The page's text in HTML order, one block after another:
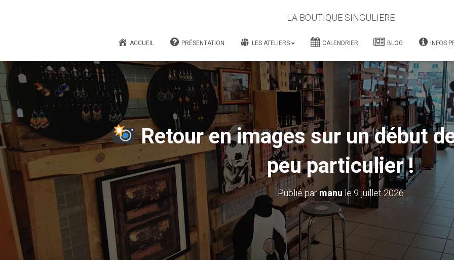
LA BOUTIQUE SINGULIERE
ACCUEIL PRÉSENTATION LES ATELIERS CALENDRIER BLOG INFOS
Retour en images sur un début
peu particulier !
Publié parmanu le 9 juillet 2026